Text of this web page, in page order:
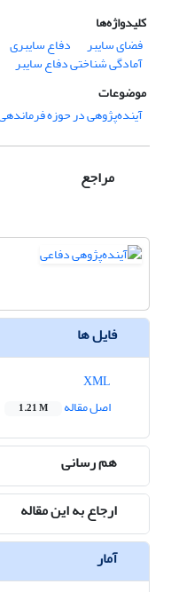
کلیدواژه‌ها
فضای سایبر
دفاع سایبری
آمادگی شناختی دفاع سایبر
موضوعات
آینده‌پژوهی در حوزه
مراجع
فایل ها
اصل مقاله
1.21 M
هم رسانی
ارجاع به این مقاله
آمار